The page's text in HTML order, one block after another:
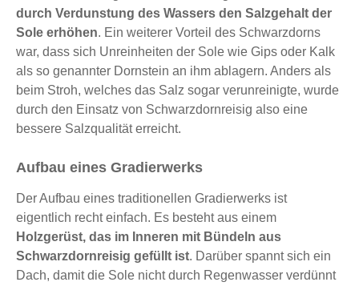
durch Verdunstung des Wassers den Salzgehalt der
Sole erhöhen. Ein weiterer Vorteil des Schwarzdorns
war, dass sich Unreinheiten der Sole wie Gips oder Kalk
als so genannter Dornstein an ihm ablagern. Anders als
beim Stroh, welches das Salz sogar verunreinigte, wurde
durch den Einsatz von Schwarzdornreisig also eine
bessere Salzqualität erreicht.
Aufbau eines Gradierwerks
Der Aufbau eines traditionellen Gradierwerks ist
eigentlich recht einfach. Es besteht aus einem
Holzgerüst, das im Inneren mit Bündeln aus
Schwarzdornreisig gefüllt ist. Darüber spannt sich ein
Dach, damit die Sole nicht durch Regenwasser verdünnt